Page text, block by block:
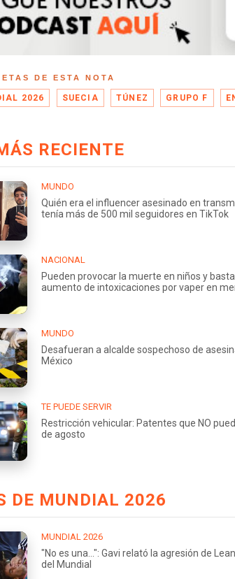
DE ESTA NOTA
2026 SUECIA TÚNEZ GRUPO F
RECIENTE
MUNDO
Quién era el influencer asesinado en
tenía más de 500 mil seguidores en TikTok
NACIONAL
Pueden provocar la muerte en niños y
aumento de intoxicaciones por vaper en
MUNDO
Desafueran a alcalde sospechoso de
México
TE PUEDE SERVIR
Restricción vehicular: Patentes que NO
de agosto
DE MUNDIAL 2026
MUNDIAL 2026
"No es una...": Gavi relató la agresión de
del Mundial